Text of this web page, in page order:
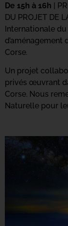
De 15h à 16h |
DU PROJET DE
Internationale du
d’aménagement
Corse.
Un projet
privés œuvrant
Corse. Nous
Naturelle pour